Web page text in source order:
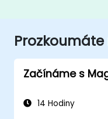
Začínáme s
14 Hodiny